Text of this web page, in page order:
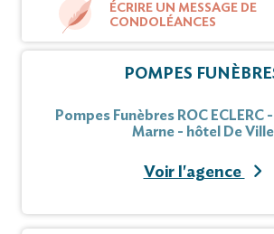
ÉCRIRE UN MESSAGE DE
CONDOLÉANCES
POMPES
Pompes Funèbres ROC ECLERC
Marne - hôtel De Ville
Voir l'agence